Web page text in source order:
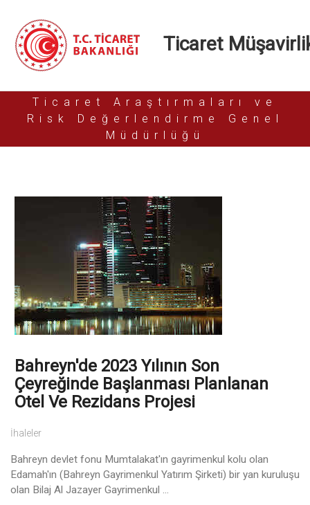
Ticaret
Ticaret Araştırmaları ve
Risk Değerlendirme Genel
Müdürlüğü
Bahreyn'de 2023 Yılının Son
Çeyreğinde Başlanması Planlanan
Otel Ve Rezidans Projesi
İhaleler
Bahreyn devlet fonu Mumtalakat'ın gayrimenkul kolu olan
Edamah'ın (Bahreyn Gayrimenkul Yatırım Şirketi) bir yan kuruluşu
olan Bilaj Al Jazayer Gayrimenkul ...